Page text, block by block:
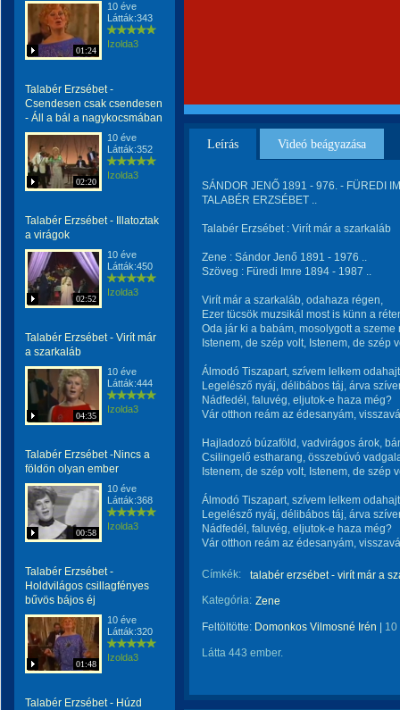
01:24
10 éve
Látták:343
Izolda3
Talabér Erzsébet -
Csendesen csak csendesen
- Áll a bál a nagykocsmában
02:20
10 éve
Látták:352
Izolda3
Talabér Erzsébet - Illatoztak
a virágok
02:52
10 éve
Látták:450
Izolda3
Talabér Erzsébet - Virít már
a szarkaláb
04:35
10 éve
Látták:444
Izolda3
Talabér Erzsébet -Nincs a
földön olyan ember
00:58
10 éve
Látták:368
Izolda3
Talabér Erzsébet -
Holdvilágos csillagfényes
bűvös bájos éj
01:48
10 éve
Látták:320
Izolda3
Talabér Erzsébet - Húzd
Leírás Videó beágyazása
SÁNDOR JENŐ 1891 - 976. - FÜREDI
TALABÉR ERZSÉBET ..
Talabér Erzsébet : Virít már a szarkaláb
Zene : Sándor Jenő 1891 - 1976 ..
Szöveg : Füredi Imre 1894 - 1987 ..
Virít már a szarkaláb, odahaza régen,
Ezer tücsök muzsikál most is künn a
Oda jár ki a babám, mosolygott a szeme
Istenem, de szép volt, Istenem, de szép
Álmodó Tiszapart, szívem lelkem
Legelésző nyáj, délibábos táj, árva
Nádfedél, faluvég, eljutok-e haza még?
Vár otthon reám az édesanyám,
Hajladozó búzaföld, vadvirágos árok,
Csilingelő estharang, összebúvó
Istenem, de szép volt, Istenem, de szép
Álmodó Tiszapart, szívem lelkem
Legelésző nyáj, délibábos táj, árva
Nádfedél, faluvég, eljutok-e haza még?
Vár otthon reám az édesanyám,
Címkék:
talabér erzsébet - virít már a
Kategória: Zene
Feltöltötte: Domonkos Vilmosné Irén 10
Látta 443 ember.